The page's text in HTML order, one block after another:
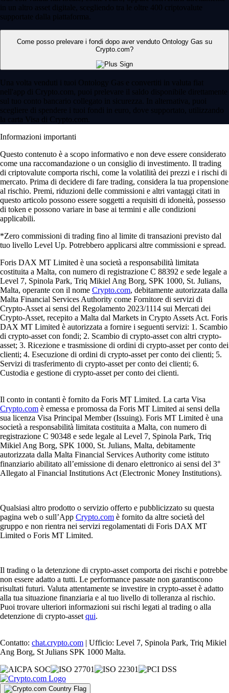
in un altro asset digitale, scegliendo tra le oltre 400 criptovalute
supportate dalla piattaforma.
Come posso prelevare i fondi dopo aver venduto Ontology Gas su
Crypto.com?
Una volta venduti i tuoi Ontology Gas e convertiti in valuta fiat
nell'app di Crypto.com, puoi prelevare il saldo disponibile direttamente
sul tuo conto bancario collegato in sicurezza. In alternativa, puoi
scegliere di spendere i tuoi fondi in euro, dove supportato, utilizzando
la carta Visa di Crypto.com.
Informazioni importanti
Questo contenuto è a scopo informativo e non deve essere considerato
come una raccomandazione o un consiglio di investimento. Il trading
di criptovalute comporta rischi, come la volatilità dei prezzi e i rischi di
mercato. Prima di decidere di fare trading, considera la tua propensione
al rischio. Premi, riduzioni delle commissioni e altri vantaggi citati in
questo articolo possono essere soggetti a requisiti di idoneità, possesso
di token e possono variare in base ai termini e alle condizioni
applicabili.
*Zero commissioni di trading fino al limite di transazioni previsto dal
tuo livello Level Up. Potrebbero applicarsi altre commissioni e spread.
Foris DAX MT Limited è una società a responsabilità limitata
costituita a Malta, con numero di registrazione C 88392 e sede legale a
Level 7, Spinola Park, Triq Mikiel Ang Borg, SPK 1000, St. Julians,
Malta, operante con il nome Crypto.com, debitamente autorizzata dalla
Malta Financial Services Authority come Fornitore di servizi di
Crypto-Asset ai sensi del Regolamento 2023/1114 sui Mercati dei
Crypto-Asset, recepito a Malta dal Markets in Crypto Assets Act. Foris
DAX MT Limited è autorizzata a fornire i seguenti servizi: 1. Scambio
di crypto-asset con fondi; 2. Scambio di crypto-asset con altri crypto-
asset; 3. Ricezione e trasmissione di ordini di crypto-asset per conto dei
clienti; 4. Esecuzione di ordini di crypto-asset per conto dei clienti; 5.
Servizi di trasferimento di crypto-asset per conto dei clienti; 6.
Custodia e gestione di crypto-asset per conto dei clienti.
Il conto in contanti è fornito da Foris MT Limited. La carta Visa
Crypto.com è emessa e promossa da Foris MT Limited ai sensi della
sua licenza Visa Principal Member (Issuing). Foris MT Limited è una
società a responsabilità limitata costituita a Malta, con numero di
registrazione C 90348 e sede legale al Level 7, Spinola Park, Triq
Mikiel Ang Borg, SPK 1000, St. Julians, Malta, debitamente
autorizzata dalla Malta Financial Services Authority come istituto
finanziario abilitato all’emissione di denaro elettronico ai sensi del 3°
Allegato al Financial Institutions Act (Electronic Money Institutions).
Qualsiasi altro prodotto o servizio offerto e pubblicizzato su questa
pagina web o sull’App Crypto.com è fornito da altre società del
gruppo e non rientra nei servizi regolamentati di Foris DAX MT
Limited o Foris MT Limited.
Il trading o la detenzione di crypto-asset comporta dei rischi e potrebbe
non essere adatto a tutti. Le performance passate non garantiscono
risultati futuri. Valuta attentamente se investire in crypto-asset è adatto
alla tua situazione finanziaria e al tuo livello di tolleranza al rischio.
Puoi trovare ulteriori informazioni sui rischi legati al trading o alla
detenzione di crypto-asset qui.
Contatto: chat.crypto.com | Ufficio: Level 7, Spinola Park, Triq Mikiel
Ang Borg, St Julians SPK 1000 Malta.